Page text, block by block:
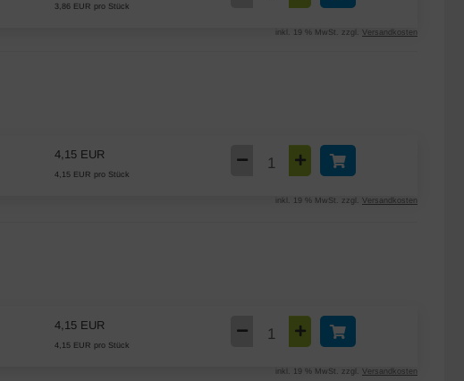
3,86 EUR pro Stück
inkl. 19 % MwSt. zzgl. Versandkosten
4,15 EUR
4,15 EUR pro Stück
inkl. 19 % MwSt. zzgl. Versandkosten
4,15 EUR
4,15 EUR pro Stück
inkl. 19 % MwSt. zzgl. Versandkosten